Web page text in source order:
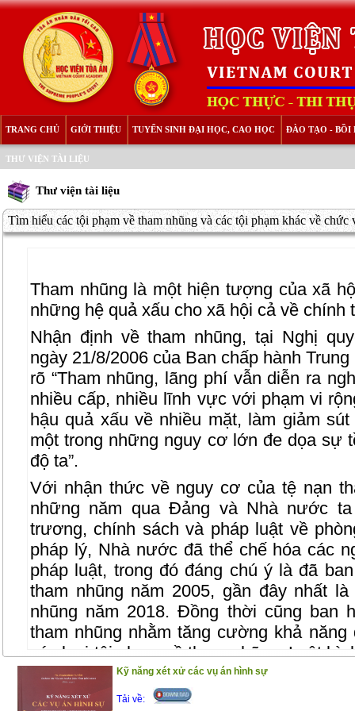
TRANG CHỦ GIỚI THIỆU TUYỂN SINH ĐẠI HỌC, CAO HỌC ĐÀO TẠO - BỒI
THƯ VIỆN TÀI LIỆU
Thư viện tài liệu
Tìm hiểu các tội phạm về tham nhũng và các tội phạm khác về chức
Tham nhũng là một hiện tượng của xã
những hệ quả xấu cho xã hội cả về chính
Nhận định về tham nhũng, tại Nghị
ngày 21/8/2006 của Ban chấp hành
rõ “Tham nhũng, lãng phí vẫn diễn ra
nhiều cấp, nhiều lĩnh vực với phạm vi
hậu quả xấu về nhiều mặt, làm giảm
một trong những nguy cơ lớn đe dọa sự
độ ta”.
Với nhận thức về nguy cơ của tệ nạn
những năm qua Đảng và Nhà nước
trương, chính sách và pháp luật về
pháp lý, Nhà nước đã thể chế hóa các
pháp luật, trong đó đáng chú ý là đã
tham nhũng năm 2005, gần đây nhất
nhũng năm 2018. Đồng thời cũng ban
tham nhũng nhằm tăng cường khả
các loại tội phạm về tham nhũng. Luật
2015, sửa đổi năm 2017) với những qui
Nhằm giúp bạn đọc nói chung, những
Kỹ năng xét xử các vụ án hình sự
Tải về: